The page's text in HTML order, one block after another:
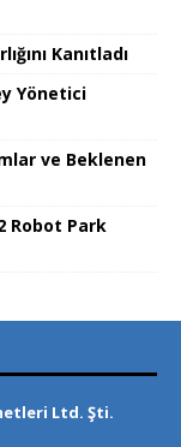
Kanıtladı
Yönetici
ve Beklenen
Robot Park
Ltd. Şti.